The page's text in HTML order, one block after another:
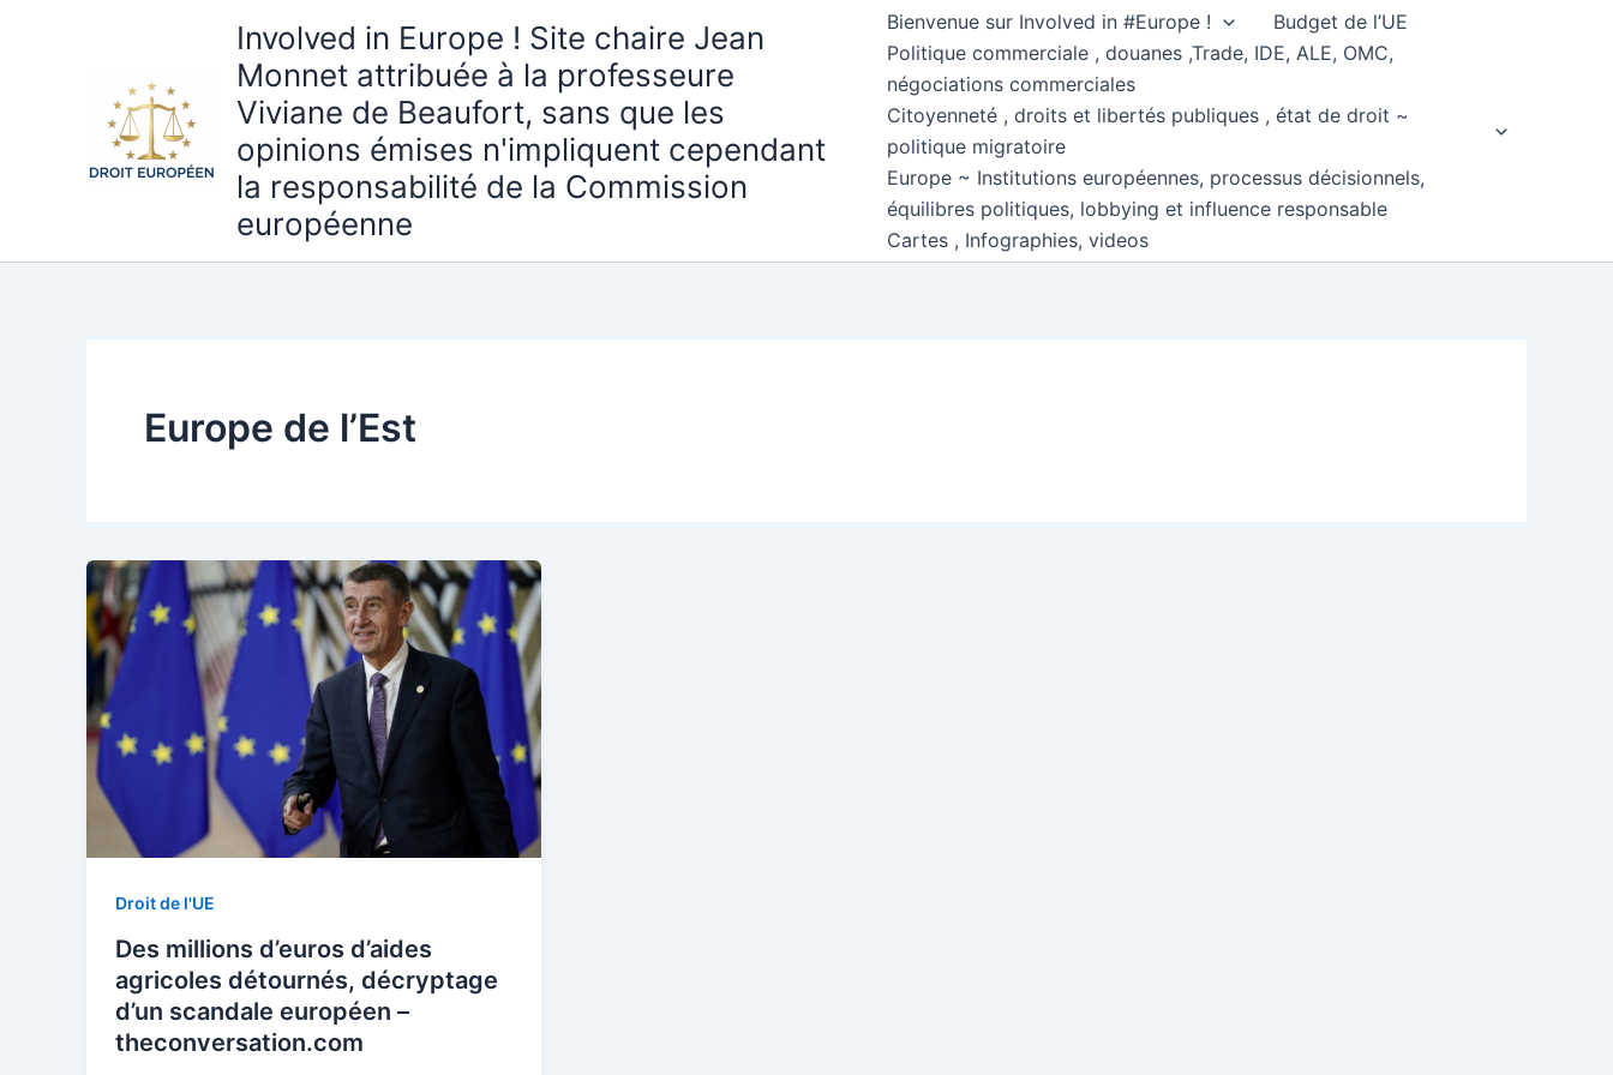
Involved in Europe ! Site chaire Jean
Monnet attribuée à la professeure
Viviane de Beaufort, sans que les
opinions émises n'impliquent cependant
la responsabilité de la Commission
européenne
Bienvenue sur Involved in #Europe !
Budget de l’UE
Politique commerciale , douanes ,Trade, IDE, ALE, OMC,
négociations commerciales
Citoyenneté , droits et libertés publiques , état de droit ~
politique migratoire
Europe ~ Institutions européennes, processus décisionnels,
équilibres politiques, lobbying et influence responsable
Cartes , Infographies, videos
Europe de l’Est
Droit de l'UE
Des millions d’euros d’aides
agricoles détournés, décryptage
d’un scandale européen –
theconversation.com